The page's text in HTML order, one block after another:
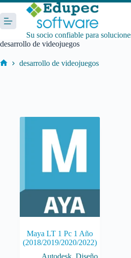
Saltar
al
contenido
Su socio confiable para
desarrollo de videojuegos
desarrollo de videojuegos
Maya LT 1 Pc 1 Año
(2018/2019/2020/2022)